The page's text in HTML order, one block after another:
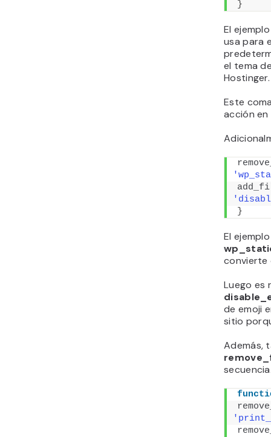
}
El
usa para
el tema
Hostinger.
Este
acción en
}
El
convierte
Luego es
de emoji
sitio
Además,